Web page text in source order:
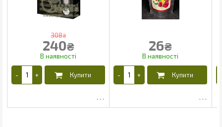
308₴
240₴ 26₴